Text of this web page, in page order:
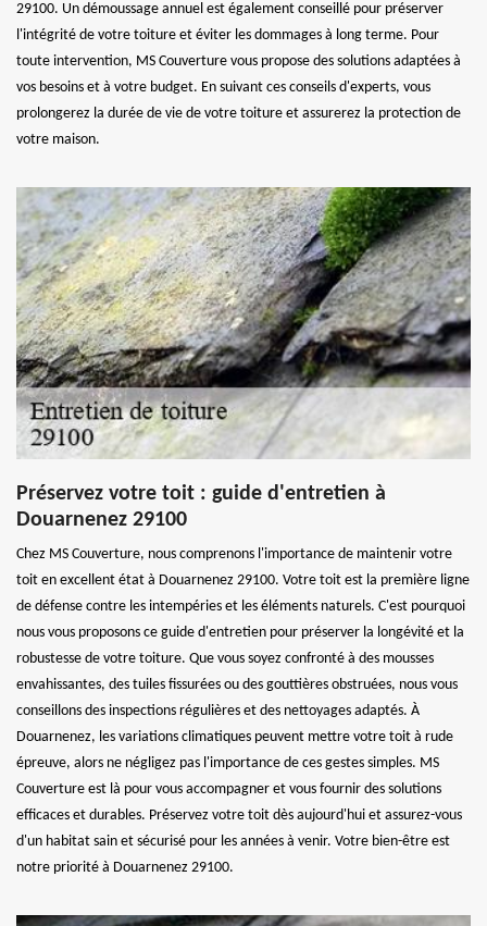
29100. Un démoussage annuel est également conseillé pour préserver
l'intégrité de votre toiture et éviter les dommages à long terme. Pour
toute intervention, MS Couverture vous propose des solutions adaptées à
vos besoins et à votre budget. En suivant ces conseils d'experts, vous
prolongerez la durée de vie de votre toiture et assurerez la protection de
votre maison.
Préservez votre toit : guide d'entretien à
Douarnenez 29100
Chez MS Couverture, nous comprenons l'importance de maintenir votre
toit en excellent état à Douarnenez 29100. Votre toit est la première ligne
de défense contre les intempéries et les éléments naturels. C'est pourquoi
nous vous proposons ce guide d'entretien pour préserver la longévité et la
robustesse de votre toiture. Que vous soyez confronté à des mousses
envahissantes, des tuiles fissurées ou des gouttières obstruées, nous vous
conseillons des inspections régulières et des nettoyages adaptés. À
Douarnenez, les variations climatiques peuvent mettre votre toit à rude
épreuve, alors ne négligez pas l'importance de ces gestes simples. MS
Couverture est là pour vous accompagner et vous fournir des solutions
efficaces et durables. Préservez votre toit dès aujourd'hui et assurez-vous
d'un habitat sain et sécurisé pour les années à venir. Votre bien-être est
notre priorité à Douarnenez 29100.